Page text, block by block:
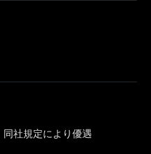
社規定により優遇